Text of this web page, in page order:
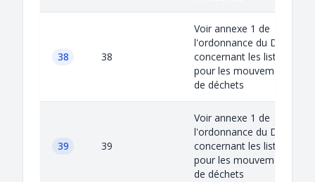
38 38
Voir annexe 1 de
l'ordonnance du DETEC
concernant les listes
pour les mouvements
de déchets
39 39
Voir annexe 1 de
l'ordonnance du DETEC
concernant les listes
pour les mouvements
de déchets